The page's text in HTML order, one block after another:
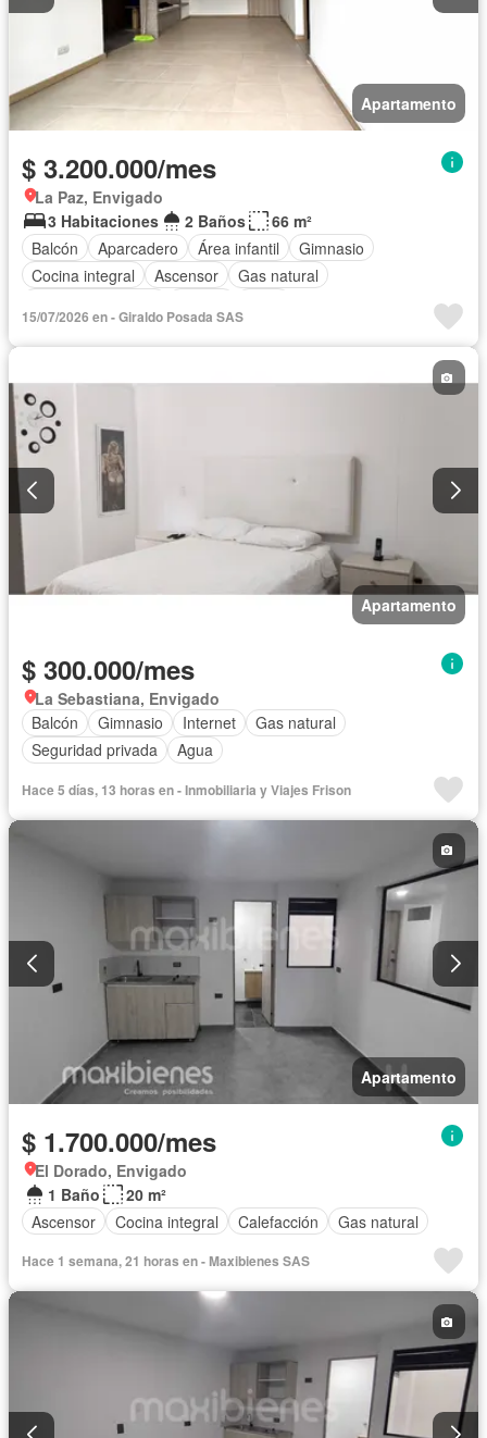
Apartamento
$ 3.200.000/mes
La Paz, Envigado
3 Habitaciones
2 Baños
66 m²
Balcón
Aparcadero Área infantil
Gimnasio
Cocina integral
Ascensor
Gas natural
15/07/2026 en - Giraldo Posada SAS
Apartamento
$ 300.000/mes
La Sebastiana, Envigado
Balcón
Gimnasio Internet
Gas natural
Seguridad privada
Agua
Hace 5 días, 13 horas en - Inmobiliaria y Viajes Frison
Apartamento
$ 1.700.000/mes
El Dorado, Envigado
1 Baño
20 m²
Ascensor
Cocina integral Calefacción Gas natural
Hace 1 semana, 21 horas en - Maxibienes SAS